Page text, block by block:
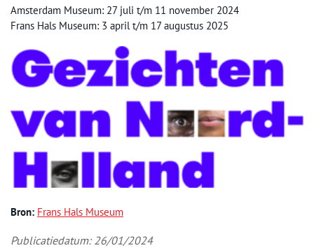
Amsterdam Museum: 27 juli t/m 11 november 2024
Frans Hals Museum: 3 april t/m 17 augustus 2025
Bron: Frans Hals Museum
Publicatiedatum: 26/01/2024